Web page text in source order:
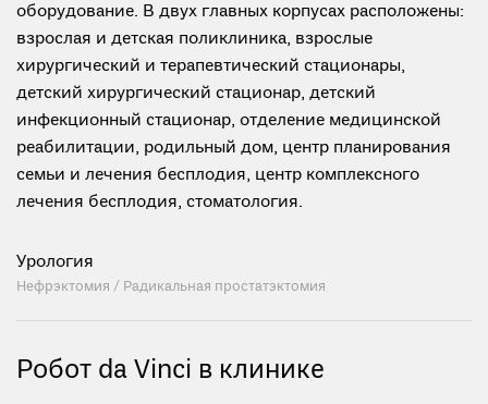
оборудование. В двух главных корпусах расположены:
взрослая и детская поликлиника, взрослые
хирургический и терапевтический стационары,
детский хирургический стационар, детский
инфекционный стационар, отделение медицинской
реабилитации, родильный дом, центр планирования
семьи и лечения бесплодия, центр комплексного
лечения бесплодия, стоматология.
Урология
Нефрэктомия / Радикальная простатэктомия
Робот da Vinci в клинике